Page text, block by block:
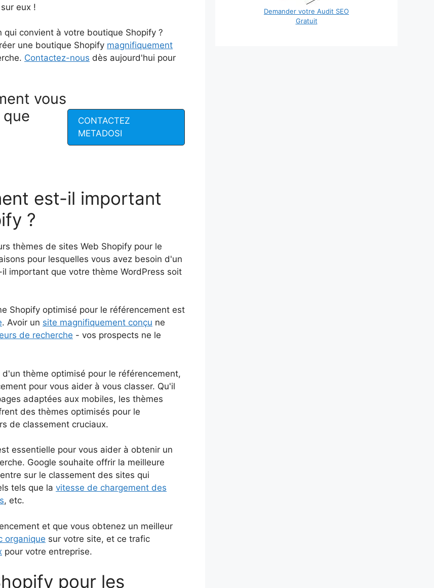
eux !
convient à votre boutique Shopify ?
une boutique Shopify magnifiquement
Contactez-nous dès aujourd'hui pour
vous
CONTACTEZ
METADOSI
est-il important
?
thèmes de sites Web Shopify pour le
pour lesquelles vous avez besoin d'un
important que votre thème WordPress soit
Shopify optimisé pour le référencement est
. Avoir un site magnifiquement conçu ne
de recherche - vos prospects ne le
thème optimisé pour le référencement,
pour vous aider à vous classer. Qu'il
adaptées aux mobiles, les thèmes
des thèmes optimisés pour le
de classement cruciaux.
essentielle pour vous aider à obtenir un
Google souhaite offrir la meilleure
sur le classement des sites qui
tels que la vitesse de chargement des
, etc.
et que vous obtenez un meilleur
organique sur votre site, et ce trafic
pour votre entreprise.
pour les
Demander votre Audit SEO
Gratuit